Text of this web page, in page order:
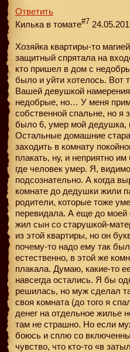
Ответить
Килька в томате#7
Хозяйка квартиры-то
защитный спрятала на
кто пришел в дом с
было и уйти хотелось. Вот
Вашей девушкой
недобрые, но… У меня
собственной спальне, но я
было 6, умер мой дедушка,
Остальные домашние
заходить в комнату
плакать, ну, и неприятно
где человек умер. Я,
подсознательно. А когда
комнате до дедушки жили
родители, которые тоже
перевидала. А еще до моей
жил сын со старушкой-
из этой квартиры, но он
почему-то надо ему так
естественно, в этой же
плакала. Думаю, какие-то
навсегда остались. Я бы
решилась, но муж сделал
своя комната (до того я
денег на отдельное жилье
там не страшно. Но если
боюсь и сплю со
чувство, что кто-то «в